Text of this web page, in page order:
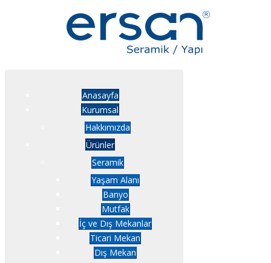
Anasayfa
Kurumsal
Hakkımızda
Ürünler
Seramik
Yaşam Alanı
Banyo
Mutfak
İç ve Dış Mekanlar
Ticari Mekan
Dış Mekan